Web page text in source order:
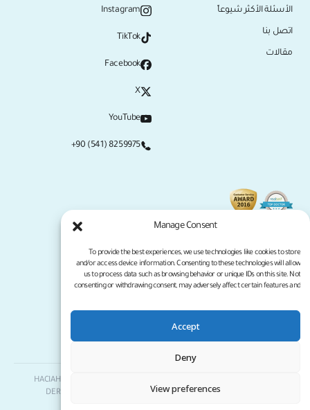
Manage Consent
To provide the best experiences, we use technologies like cookies to store
and/or access device information. Consenting to these technologies will allow
us to process data such as browsing behavior or unique IDs on this site. Not
consenting or withdrawing consent, may adversely affect certain features and
Accept
Deny
View preferences
الأسئلة الأكثر شيوعاً
اتصل بنا
مقالات
Instagram
TikTok
Facebook
X
YouTube
+90 (541) 8259975
سياسة الخصوصية
جميع الحقوق محفوظة لموقع كلينيكانا لعام 2026
Clinicana لزراعة الشعر والجراحات التجميلية | HACIAHMET MAH. KURTULUS
DERESI CAD. NO: 15 -21 IC KAPI NO: 94 BEYOGLU/ ISTANBUL |